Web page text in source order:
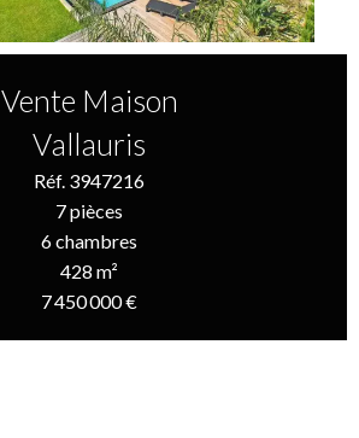
Vente Maison
Vallauris
Réf. 3947216
7 pièces
6 chambres
428 m²
7 450 000 €